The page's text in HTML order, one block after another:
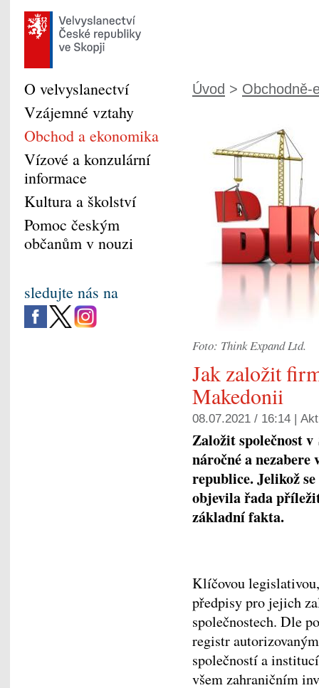
Úvod > Obchodně-
Foto: Think Expand Ltd.
Jak založit
Makedonii
08.07.2021 / 16:14 |
Založit společnost
náročné a nezabere
republice. Jelikož
objevila řada
základní fakta.
Klíčovou
předpisy pro jejich
společnostech. Dle
registr
společností a
všem zahraničním
O velvyslanectví
Vzájemné vztahy
Obchod a ekonomika
Vízové a konzulární
informace
Kultura a školství
Pomoc českým
občanům v nouzi
sledujte nás na